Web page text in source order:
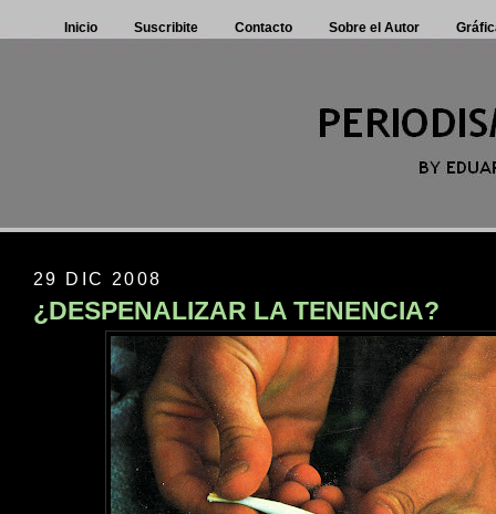
Inicio Suscribite Contacto Sobre el Autor
29 DIC 2008
¿DESPENALIZAR LA TENENCIA?